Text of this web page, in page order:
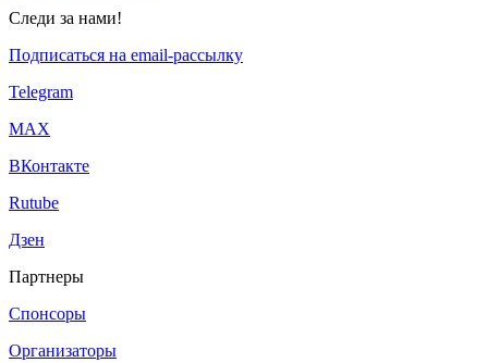
Следи за нами!
Подписаться на email-рассылку
Telegram
МАХ
ВКонтакте
Rutube
Дзен
Партнеры
Спонсоры
Организаторы